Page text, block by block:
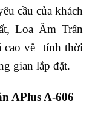
cầu của khách
Loa Âm Trân
cao về tính thời
gian lắp đặt.
APlus A-606